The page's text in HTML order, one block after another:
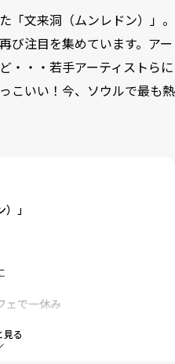
「文来洞（ムンレドン）」。
び注目を集めています。アー
・・・若手アーティストらに
こいい！今、ソウルで最も熱
見る
」
ェで一休み
才能あふれるアーティストた